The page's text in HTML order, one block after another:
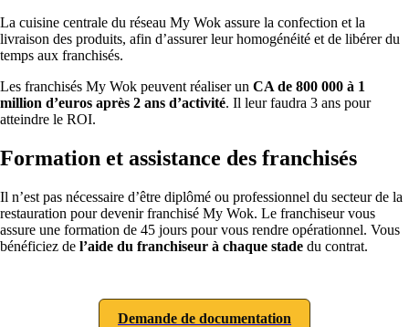
La cuisine centrale du réseau My Wok assure la confection et la
livraison des produits, afin d’assurer leur homogénéité et de libérer du
temps aux franchisés.
Les franchisés My Wok peuvent réaliser un CA de 800 000 à 1
million d’euros après 2 ans d’activité. Il leur faudra 3 ans pour
atteindre le ROI.
Formation et assistance des franchisés
Il n’est pas nécessaire d’être diplômé ou professionnel du secteur de la
restauration pour devenir franchisé My Wok. Le franchiseur vous
assure une formation de 45 jours pour vous rendre opérationnel. Vous
bénéficiez de l’aide du franchiseur à chaque stade du contrat.
Demande de documentation